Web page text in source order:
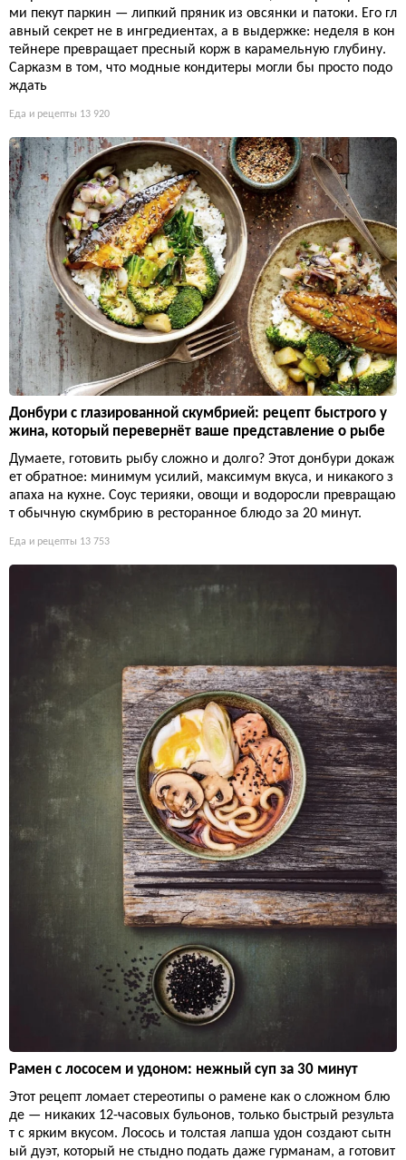
ми пекут паркин — липкий пряник из овсянки и патоки. Его гл
авный секрет не в ингредиентах, а в выдержке: неделя в кон
тейнере превращает пресный корж в карамельную глубину.
Сарказм в том, что модные кондитеры могли бы просто подо
ждать
Еда и рецепты 13 920
Донбури с глазированной скумбрией: рецепт быстрого у
жина, который перевернёт ваше представление о рыбе
Думаете, готовить рыбу сложно и долго? Этот донбури докаж
ет обратное: минимум усилий, максимум вкуса, и никакого з
апаха на кухне. Соус терияки, овощи и водоросли превращаю
т обычную скумбрию в ресторанное блюдо за 20 минут.
Еда и рецепты 13 753
Рамен с лососем и удоном: нежный суп за 30 минут
Этот рецепт ломает стереотипы о рамене как о сложном блю
де — никаких 12-часовых бульонов, только быстрый результа
т с ярким вкусом. Лосось и толстая лапша удон создают сытн
ый дуэт, который не стыдно подать даже гурманам, а готовит